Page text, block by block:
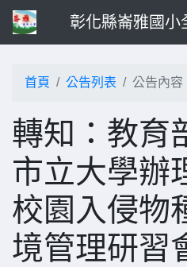
彰化縣崙雅國小
首頁 公告列表 公告內容
轉知：教育
市立大學辦
校園入侵物
境管理研習